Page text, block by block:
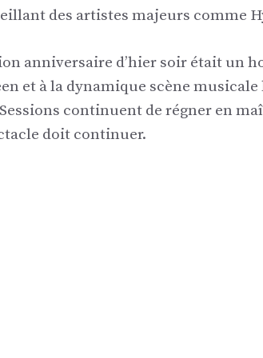
des artistes majeurs comme
anniversaire d’hier soir était un
et à la dynamique scène
continuent de régner en
doit continuer.